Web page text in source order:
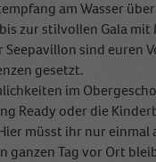
am Wasser
zur stilvollen Gala
Seepavillon sind euren
gesetzt.
im
Ready oder die
müsst ihr nur einmal
ganzen Tag vor Ort